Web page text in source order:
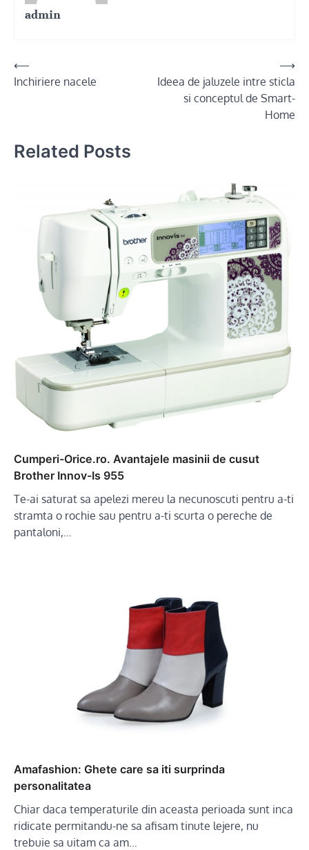
admin
Post
navigation
⟵
Inchiriere nacele
Ideea de jaluzele intre sticla
si conceptul de Smart-
Home
⟶
Related Posts
Cumperi-Orice.ro. Avantajele masinii de cusut
Brother Innov-Is 955
Te-ai saturat sa apelezi mereu la necunoscuti pentru a-ti
stramta o rochie sau pentru a-ti scurta o pereche de
pantaloni,…
Amafashion: Ghete care sa iti surprinda
personalitatea
Chiar daca temperaturile din aceasta perioada sunt inca
ridicate permitandu-ne sa afisam tinute lejere, nu
trebuie sa uitam ca am…